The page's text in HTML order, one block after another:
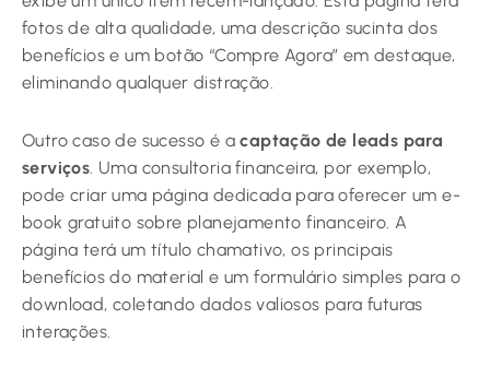
fotos de alta qualidade, uma descrição sucinta dos
benefícios e um botão “Compre Agora” em destaque,
eliminando qualquer distração.
Outro caso de sucesso é acaptação de leads para
serviços. Uma consultoria financeira, por exemplo,
pode criar uma página dedicada para oferecer um e-
book gratuito sobre planejamento financeiro. A
página terá um título chamativo, os principais
benefícios do material e um formulário simples para o
download, coletando dados valiosos para futuras
interações.